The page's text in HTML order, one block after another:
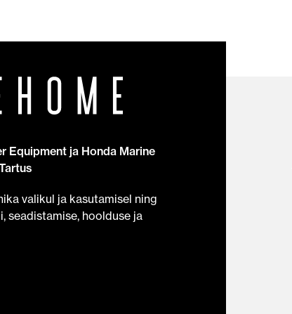
Equipment ja Honda Marine
valikul ja kasutamisel ning
seadistamise, hoolduse ja